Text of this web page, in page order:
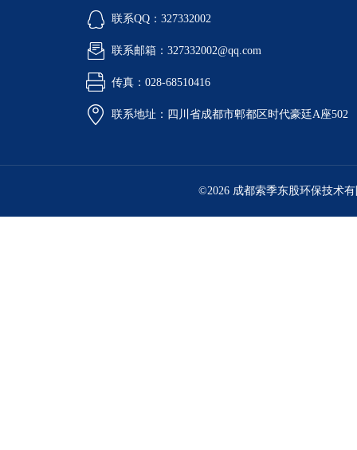
联系QQ：327332002
联系邮箱：327332002@qq.com
传真：028-68510416
联系地址：四川省成都市郫都区时代豪廷A座502
©2026 成都索季东股环保技术